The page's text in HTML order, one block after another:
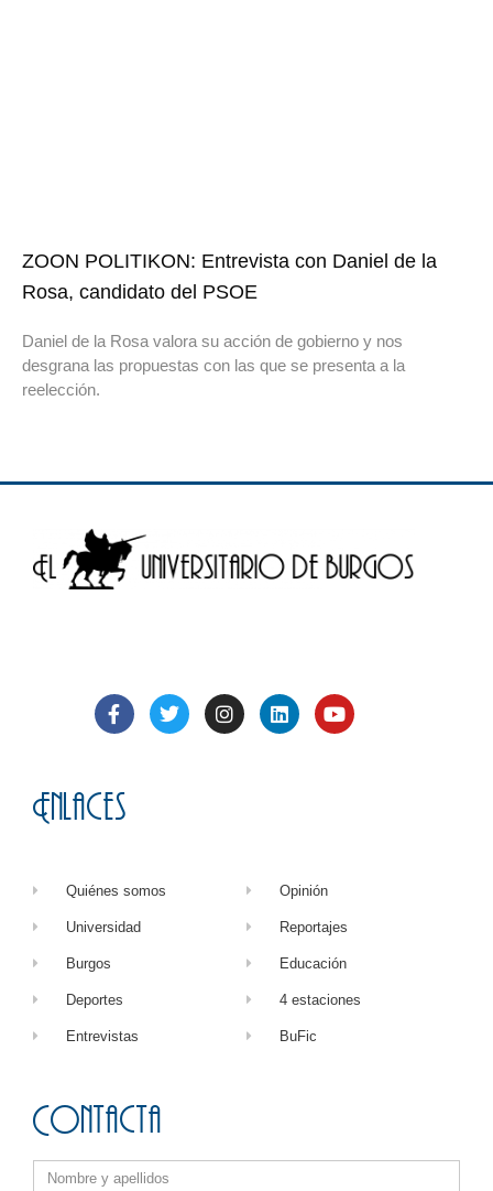
ZOON POLITIKON: Entrevista con Daniel de la
Rosa, candidato del PSOE
Daniel de la Rosa valora su acción de gobierno y nos
desgrana las propuestas con las que se presenta a la
reelección.
Enlaces
Quiénes somos
Universidad
Burgos
Deportes
Entrevistas
Opinión
Reportajes
Educación
4 estaciones
BuFic
Contacta